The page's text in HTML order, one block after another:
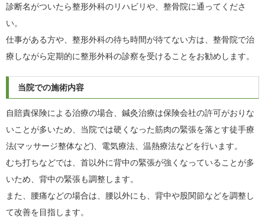
診断名がついたら整形外科のリハビリや、整骨院に通ってくださ
い。
仕事がある方や、整形外科の待ち時間が待てない方は、整骨院で治
療しながら定期的に整形外科の診察を受けることをお勧めします。
当院での施術内容
自賠責保険による治療の場合、鍼灸治療は保険会社の許可がおりな
いことが多いため、当院では硬くなった筋肉の緊張を落とす徒手療
法(マッサージ整体など)、電気療法、温熱療法などを行います。
むち打ちなどでは、首以外に背中の緊張が強くなっていることが多
いため、背中の緊張も調整します。
また、腰痛などの場合は、腰以外にも、背中や股関節などを調整し
て改善を目指します。